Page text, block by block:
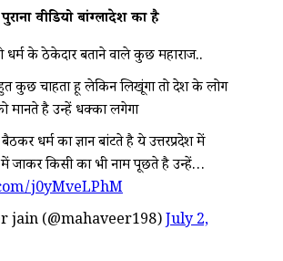
वीडियो बांग्लादेश का है
के ठेकेदार बताने वाले कुछ महाराज..
कुछ चाहता हू लेकिन लिखूंगा तो देश के लोग
मानते है उन्हें धक्का लगेगा
धर्म का ज्ञान बांटते है ये उत्तरप्रदेश में
किसी का भी नाम पूछते है उन्हें…
j0yMveLPhM
jain (@mahaveer198)July 2,